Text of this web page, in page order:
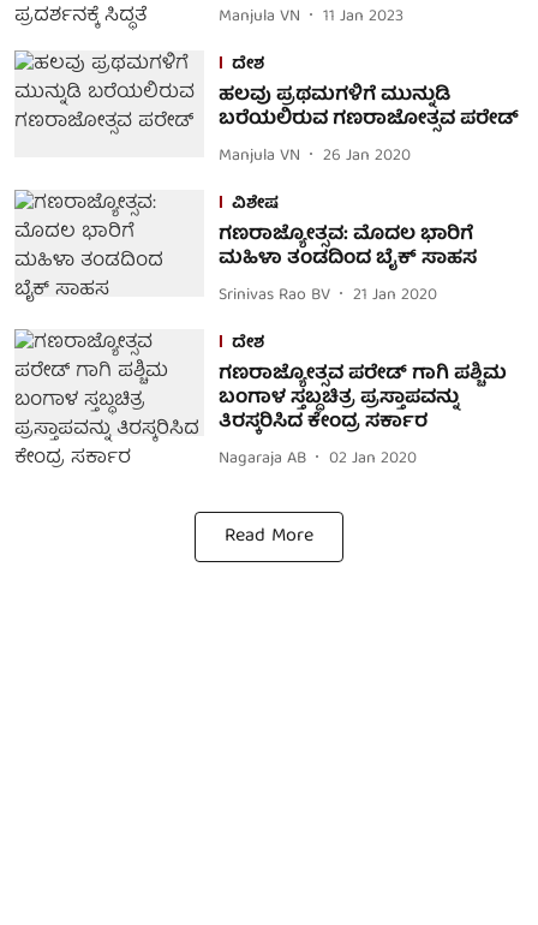
Manjula VN
11 Jan 2023
ದೇಶ
ಹಲವು ಪ್ರಥಮಗಳಿಗೆ ಮುನ್ನುಡಿ
ಬರೆಯಲಿರುವ ಗಣರಾಜೋತ್ಸವ ಪರೇಡ್
Manjula VN
26 Jan 2020
ವಿಶೇಷ
ಗಣರಾಜ್ಯೋತ್ಸವ: ಮೊದಲ ಭಾರಿಗೆ
ಮಹಿಳಾ ತಂಡದಿಂದ ಬೈಕ್ ಸಾಹಸ
Srinivas Rao BV
21 Jan 2020
ದೇಶ
ಗಣರಾಜ್ಯೋತ್ಸವ ಪರೇಡ್ ಗಾಗಿ ಪಶ್ಚಿಮ
ಬಂಗಾಳ ಸ್ತಬ್ಧಚಿತ್ರ ಪ್ರಸ್ತಾಪವನ್ನು
ತಿರಸ್ಕರಿಸಿದ ಕೇಂದ್ರ ಸರ್ಕಾರ
Nagaraja AB 02 Jan 2020
Read More